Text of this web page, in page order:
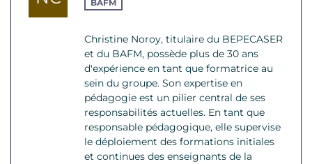
BAFM
Christine Noroy, titulaire du BEPECASER
et du BAFM, possède plus de 30 ans
d'expérience en tant que formatrice au
sein du groupe. Son expertise en
pédagogie est un pilier central de ses
responsabilités actuelles. En tant que
responsable pédagogique, elle supervise
le déploiement des formations initiales
et continues des enseignants de la